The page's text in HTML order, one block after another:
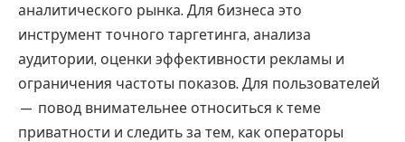
аналитического рынка. Для бизнеса это
инструмент точного таргетинга, анализа
аудитории, оценки эффективности рекламы и
ограничения частоты показов. Для пользователей
— повод внимательнее относиться к теме
приватности и следить за тем, как операторы